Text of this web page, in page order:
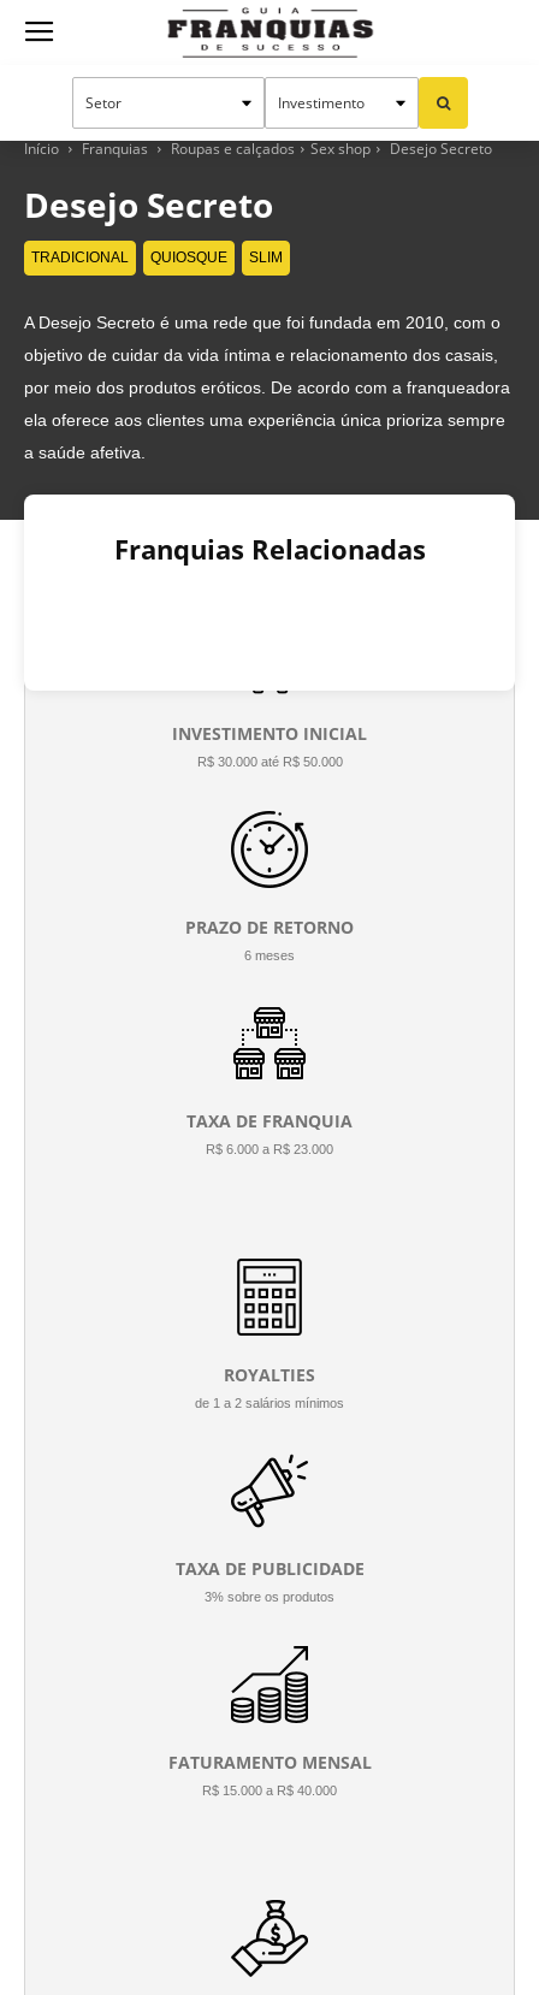
Guia
Franquias
Sucesso
Início Franquias Roupas e calçados Sex shop Desejo Secreto
Desejo Secreto
TRADICIONAL QUIOSQUE SLIM
A Desejo Secreto é uma rede que foi fundada em 2010, com o
objetivo de cuidar da vida íntima e relacionamento dos casais,
por meio dos produtos eróticos. De acordo com a franqueadora
ela oferece aos clientes uma experiência única prioriza sempre
a saúde afetiva.
Franquias Relacionadas
INVESTIMENTO INICIAL
R$ 30.000 até R$ 50.000
PRAZO DE RETORNO
6 meses
TAXA DE FRANQUIA
R$ 6.000 a R$ 23.000
ROYALTIES
de 1 a 2 salários mínimos
TAXA DE PUBLICIDADE
3% sobre os produtos
FATURAMENTO MENSAL
R$ 15.000 a R$ 40.000